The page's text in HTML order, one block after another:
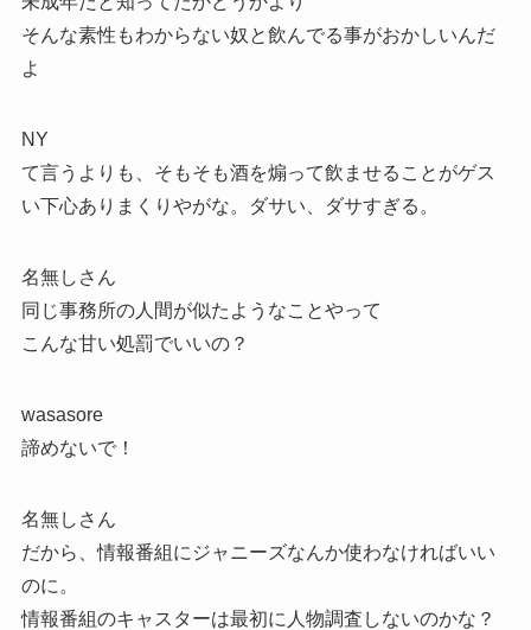
そんな素性もわからない奴と飲んでる事がおかしいんだ
よ
NY
て言うよりも、そもそも酒を煽って飲ませることがゲス
い下心ありまくりやがな。ダサい、ダサすぎる。
名無しさん
同じ事務所の人間が似たようなことやって
こんな甘い処罰でいいの？
wasasore
諦めないで！
名無しさん
だから、情報番組にジャニーズなんか使わなければいい
のに。
情報番組のキャスターは最初に人物調査しないのかな？